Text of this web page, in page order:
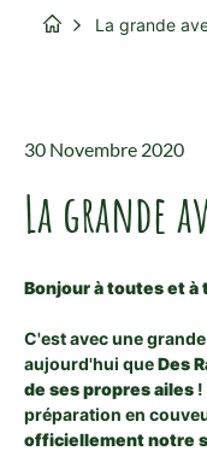
La grande
30 Novembre 2020
La grande
Bonjour à toutes et à
C'est avec une
aujourd'hui queDes
de ses propres ailes !
préparation en
officiellement notre